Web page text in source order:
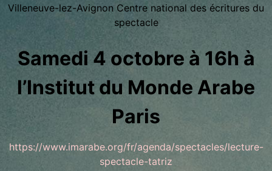
Villeneuve-lez-Avignon Centre national des écritures du
spectacle
Samedi 4 octobre à 16h à
l’Institut du Monde Arabe
Paris
https://www.imarabe.org/fr/agenda/spectacles/lecture-
spectacle-tatriz